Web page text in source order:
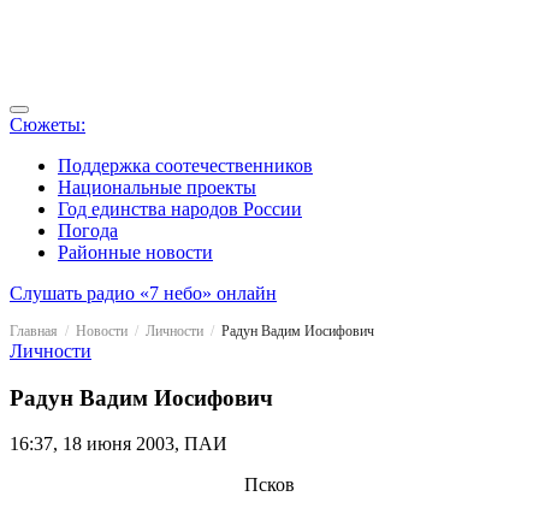
Сюжеты:
Поддержка соотечественников
Национальные проекты
Год единства народов России
Погода
Районные новости
Слушать радио «7 небо» онлайн
Главная Новости Личности Радун Вадим Иосифович
Личности
Радун Вадим Иосифович
16:37, 18 июня 2003, ПАИ
Псков